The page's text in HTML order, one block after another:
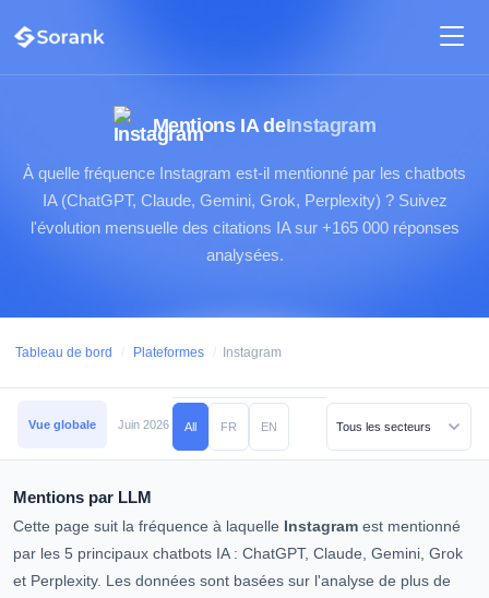
Mentions IA deInstagram
À quelle fréquence Instagram est-il mentionné par les chatbots
IA (ChatGPT, Claude, Gemini, Grok, Perplexity) ? Suivez
l'évolution mensuelle des citations IA sur +165 000 réponses
analysées.
Tableau de bord / Plateformes / Instagram
Vue globale Juin 2026 Mai 2026 Avril 2026 Mars 2026 Février 2026
All FR EN
Mentions par LLM
Cette page suit la fréquence à laquelle Instagram est mentionné
par les 5 principaux chatbots IA : ChatGPT, Claude, Gemini, Grok
et Perplexity. Les données sont basées sur l'analyse de plus de